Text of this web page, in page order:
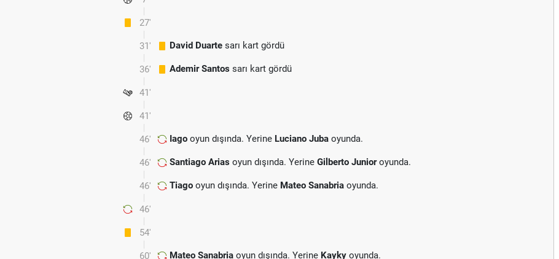
27'
31' David Duarte sarı kart gördü
36' Ademir Santos sarı kart gördü
41'
41'
46' Iago oyun dışında. Yerine Luciano Juba oyunda.
46' Santiago Arias oyun dışında. Yerine Gilberto Junioroyunda.
46' Tiago oyun dışında. Yerine Mateo Sanabria oyunda.
46'
54'
60' Mateo Sanabria oyun dışında. Yerine Kayky oyunda.